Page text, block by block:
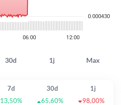
30d 1j Max
7d 30d
1j
13,50% 65,60% 98,00%